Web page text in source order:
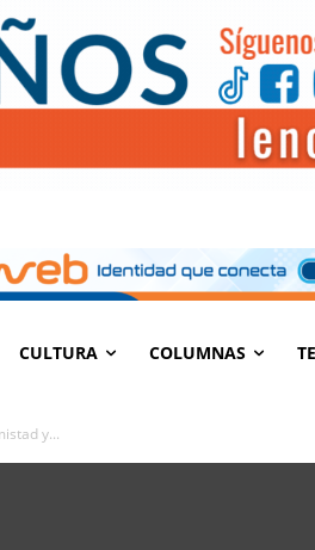
CULTURA COLUMNAS
y...